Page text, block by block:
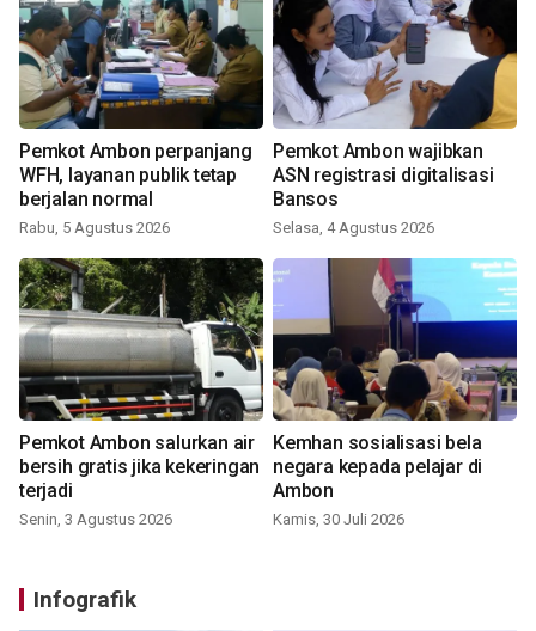
Pemkot Ambon perpanjang
WFH, layanan publik tetap
berjalan normal
Rabu, 5 Agustus 2026
Pemkot Ambon wajibkan
ASN registrasi digitalisasi
Bansos
Selasa, 4 Agustus 2026
Pemkot Ambon salurkan air
bersih gratis jika kekeringan
terjadi
Senin, 3 Agustus 2026
Kemhan sosialisasi bela
negara kepada pelajar di
Ambon
Kamis, 30 Juli 2026
Infografik